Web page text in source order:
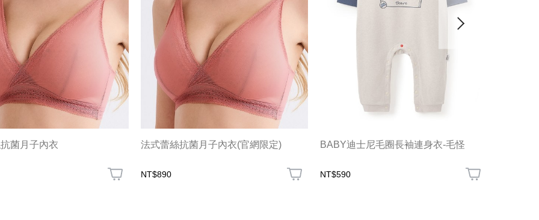
菌月子內衣 法式蕾絲抗菌月子內衣(官網限定)
NT$890
BABY迪士尼毛圈長袖連身衣-毛怪
NT$590